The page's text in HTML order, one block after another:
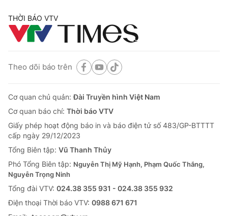
THỜI BÁO VTV
Theo dõi báo trên
Cơ quan chủ quản:Đài Truyền hình Việt Nam
Cơ quan báo chí: Thời báo VTV
Giấy phép hoạt động báo in và báo điện tử số 483/GP-BTTTT
cấp ngày 29/12/2023
Tổng Biên tập: Vũ Thanh Thủy
Phó Tổng Biên tập: Nguyễn Thị Mỹ Hạnh, Phạm Quốc Thắng,
Nguyễn Trọng Ninh
Tổng đài VTV: 024.38 355 931 - 024.38 355 932
Ðiện thoại Thời báo VTV: 0988 671 671